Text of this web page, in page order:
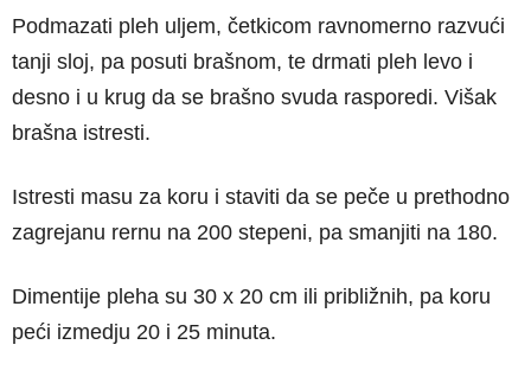
Podmazati pleh uljem, četkicom ravnomerno razvući
tanji sloj, pa posuti brašnom, te drmati pleh levo i
desno i u krug da se brašno svuda rasporedi. Višak
brašna istresti.
Istresti masu za koru i staviti da se peče u prethodno
zagrejanu rernu na 200 stepeni, pa smanjiti na 180.
Dimentije pleha su 30 x 20 cm ili približnih, pa koru
peći izmedju 20 i 25 minuta.